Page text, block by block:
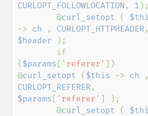
CURLOPT_FOLLOWLOCATION , 1 );
        @
curl_setopt (
-> ch , CURLOPT_HTTPHEADER
$header
);
( $params [ 'referer' ])
@curl_setopt ( $this -> ch
CURLOPT_REFERER
$params [ 'referer' ] );
        @
curl_setopt (